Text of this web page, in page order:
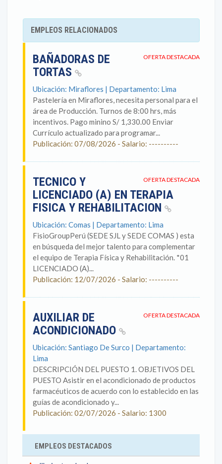
EMPLEOS RELACIONADOS
OFERTA DESTACADA
BAÑADORAS DE
TORTAS
Ubicación: Miraflores | Departamento: Lima
Pastelería en Miraflores, necesita personal para el
área de Producción. Turnos de 8:00 hrs, más
incentivos. Pago minino S/ 1,330.00 Enviar
Currículo actualizado para programar...
Publicación: 07/08/2026 - Salario: ----------
OFERTA DESTACADA
TECNICO Y
LICENCIADO (A) EN TERAPIA
FISICA Y REHABILITACION
Ubicación: Comas | Departamento: Lima
FisioGroupPerú (SEDE SJL y SEDE COMAS ) esta
en búsqueda del mejor talento para complementar
el equipo de Terapia Física y Rehabilitación. *01
LICENCIADO (A)...
Publicación: 12/07/2026 - Salario: ----------
OFERTA DESTACADA
AUXILIAR DE
ACONDICIONADO
Ubicación: Santiago De Surco | Departamento:
Lima
DESCRIPCIÓN DEL PUESTO 1. OBJETIVOS DEL
PUESTO Asistir en el acondicionado de productos
farmacéuticos de acuerdo con lo establecido en las
guías de acondicionado y...
Publicación: 02/07/2026 - Salario: 1300
EMPLEOS DESTACADOS